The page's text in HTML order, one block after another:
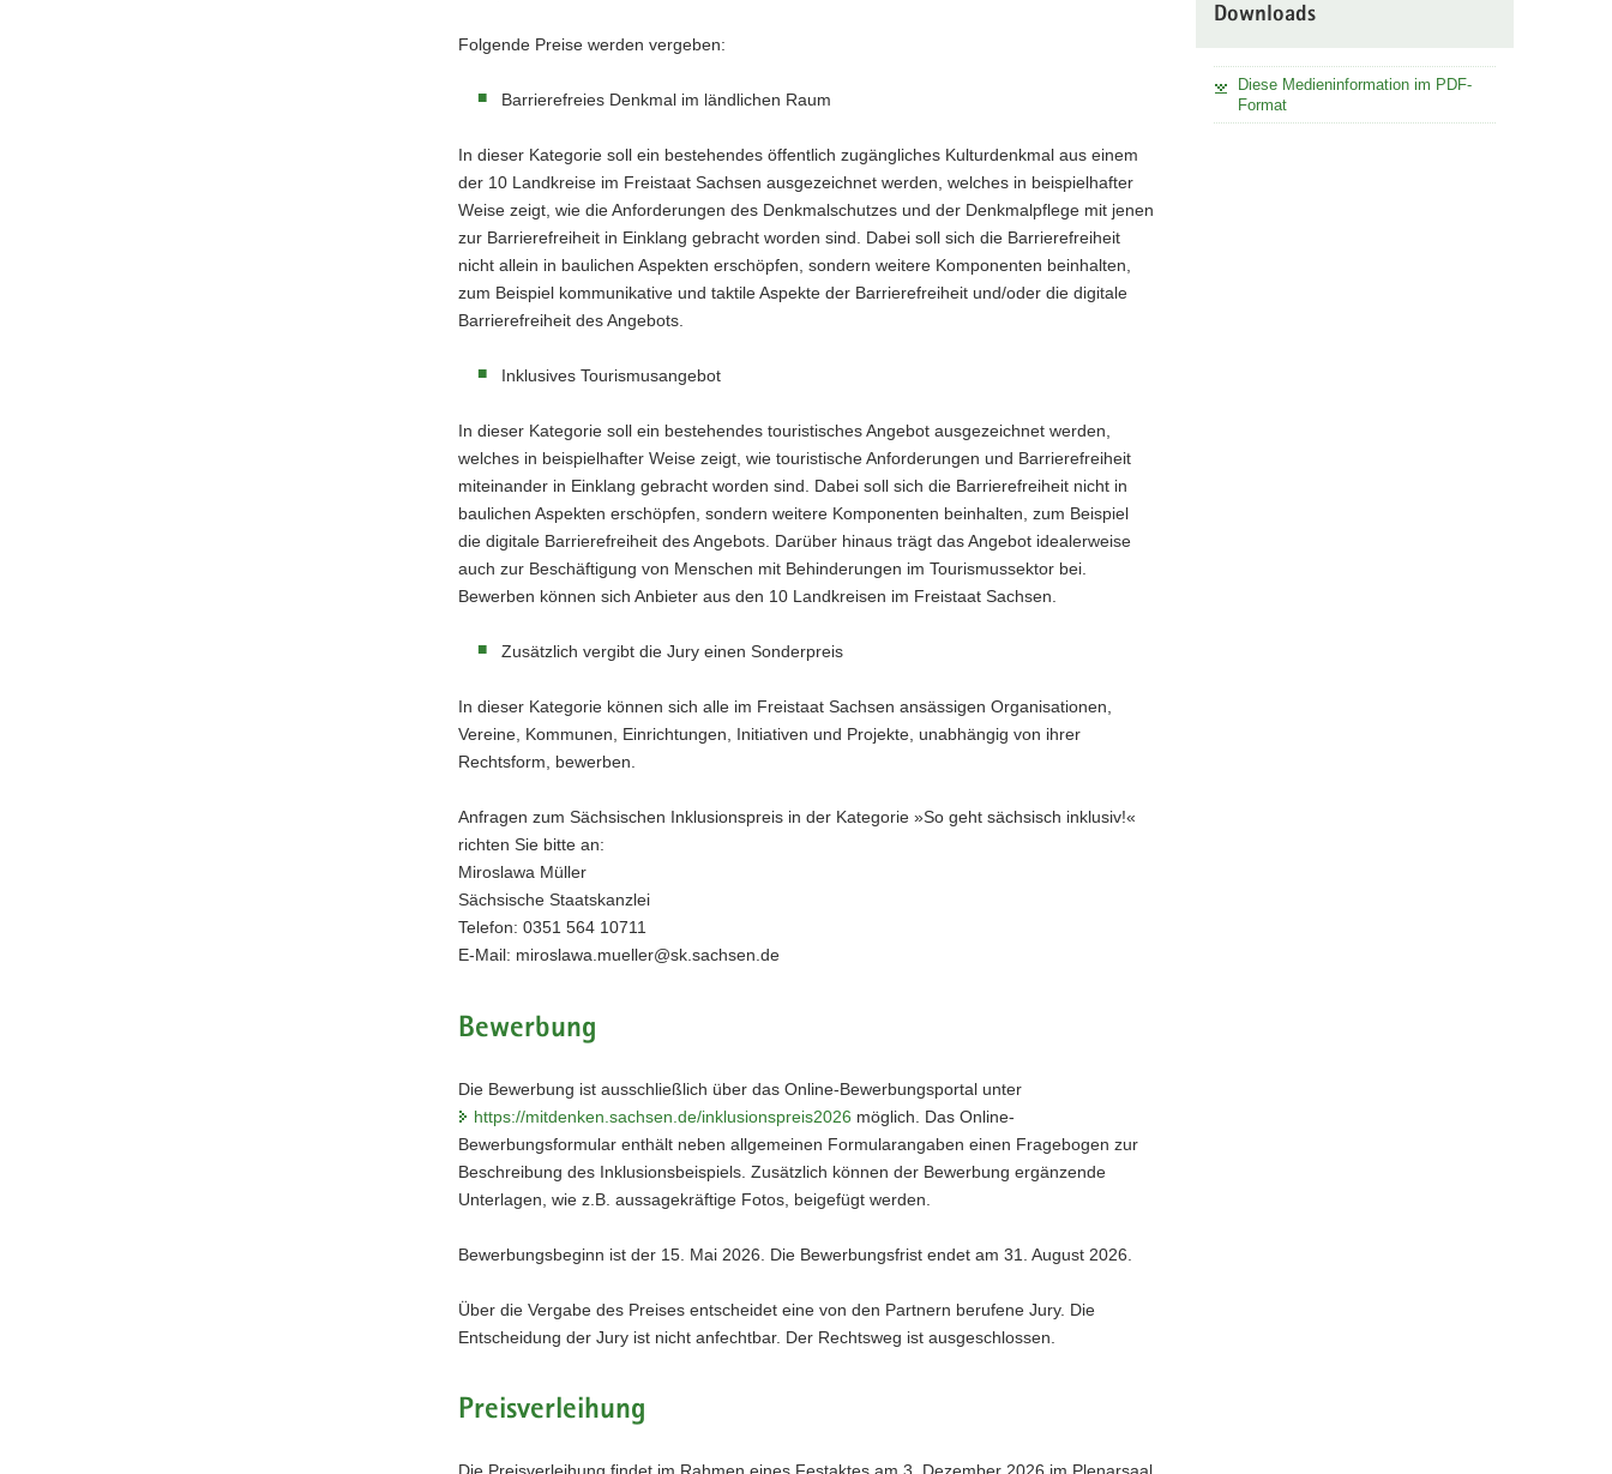
Folgende Preise werden vergeben:
Barrierefreies Denkmal im ländlichen Raum
In dieser Kategorie soll ein bestehendes öffentlich zugängliches Kulturdenkmal aus einem
der 10 Landkreise im Freistaat Sachsen ausgezeichnet werden, welches in beispielhafter
Weise zeigt, wie die Anforderungen des Denkmalschutzes und der Denkmalpflege mit jenen
zur Barrierefreiheit in Einklang gebracht worden sind. Dabei soll sich die Barrierefreiheit
nicht allein in baulichen Aspekten erschöpfen, sondern weitere Komponenten beinhalten,
zum Beispiel kommunikative und taktile Aspekte der Barrierefreiheit und/oder die digitale
Barrierefreiheit des Angebots.
Inklusives Tourismusangebot
In dieser Kategorie soll ein bestehendes touristisches Angebot ausgezeichnet werden,
welches in beispielhafter Weise zeigt, wie touristische Anforderungen und Barrierefreiheit
miteinander in Einklang gebracht worden sind. Dabei soll sich die Barrierefreiheit nicht in
baulichen Aspekten erschöpfen, sondern weitere Komponenten beinhalten, zum Beispiel
die digitale Barrierefreiheit des Angebots. Darüber hinaus trägt das Angebot idealerweise
auch zur Beschäftigung von Menschen mit Behinderungen im Tourismussektor bei.
Bewerben können sich Anbieter aus den 10 Landkreisen im Freistaat Sachsen.
Zusätzlich vergibt die Jury einen Sonderpreis
In dieser Kategorie können sich alle im Freistaat Sachsen ansässigen Organisationen,
Vereine, Kommunen, Einrichtungen, Initiativen und Projekte, unabhängig von ihrer
Rechtsform, bewerben.
Anfragen zum Sächsischen Inklusionspreis in der Kategorie »So geht sächsisch inklusiv!«
richten Sie bitte an:
Miroslawa Müller
Sächsische Staatskanzlei
Telefon: 0351 564 10711
E-Mail: miroslawa.mueller@sk.sachsen.de
Bewerbung
Die Bewerbung ist ausschließlich über das Online-Bewerbungsportal unter
https://mitdenken.sachsen.de/inklusionspreis2026 möglich. Das Online-
Bewerbungsformular enthält neben allgemeinen Formularangaben einen Fragebogen zur
Beschreibung des Inklusionsbeispiels. Zusätzlich können der Bewerbung ergänzende
Unterlagen, wie z.B. aussagekräftige Fotos, beigefügt werden.
Bewerbungsbeginn ist der 15. Mai 2026. Die Bewerbungsfrist endet am 31. August 2026.
Über die Vergabe des Preises entscheidet eine von den Partnern berufene Jury. Die
Entscheidung der Jury ist nicht anfechtbar. Der Rechtsweg ist ausgeschlossen.
Preisverleihung
Downloads
Diese Medieninformation im PDF-
Format